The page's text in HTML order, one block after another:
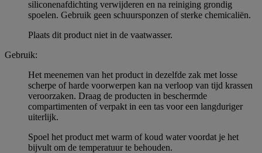
siliconenafdichting verwijderen en na reiniging grondig
spoelen. Gebruik geen schuursponzen of sterke chemicaliën.
Plaats dit product niet in de vaatwasser.
Gebruik:
Het meenemen van het product in dezelfde zak met losse
scherpe of harde voorwerpen kan na verloop van tijd krassen
veroorzaken. Draag de producten in beschermde
compartimenten of verpakt in een tas voor een langduriger
uiterlijk.
Spoel het product met warm of koud water voordat je het
bijvult om de temperatuur te behouden.